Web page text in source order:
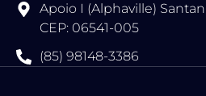
Apoio I (Alphaville)
CEP: 06541-005
(85) 98148-3386